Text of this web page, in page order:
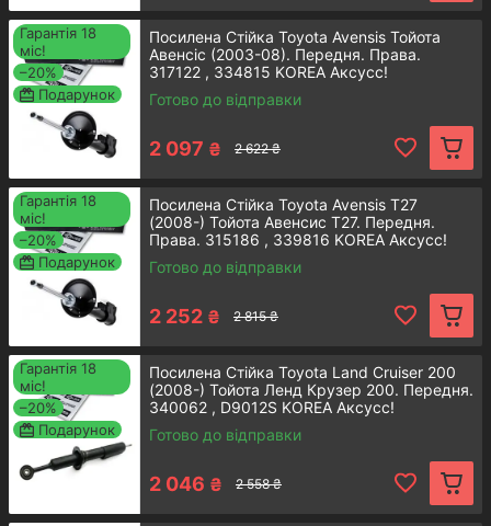
Задній амортизатор стійки
Оригінальний газомасляний
амортизатор для встановлення на
передній міст автомобiля.
Відрізняється високою якістю і
надійністю.
Детальнiше
Передній правий амортизатор
стійки Toyota Avensis
Гарантія 18
міс!
–20%
Подарунок
Посилена Стійка Toyota Avensis Тойота
Авенсіс (2003-08). Передня. Права.
317122 , 334815 KOREA Аксусс!
Готово до відправки
2 097 ₴ 2 622 ₴
Гарантія 18
міс!
–20%
Подарунок
Посилена Стійка Toyota Avensis T27
(2008-) Тойота Авенсис Т27. Передня.
Права. 315186 , 339816 KOREA Аксусс!
Готово до відправки
2 252 ₴ 2 815 ₴
Гарантія 18
міс!
–20%
Подарунок
Посилена Стійка Toyota Land Cruiser 200
(2008-) Тойота Ленд Крузер 200. Передня.
340062 , D9012S KOREA Аксусс!
Готово до відправки
2 046 ₴ 2 558 ₴